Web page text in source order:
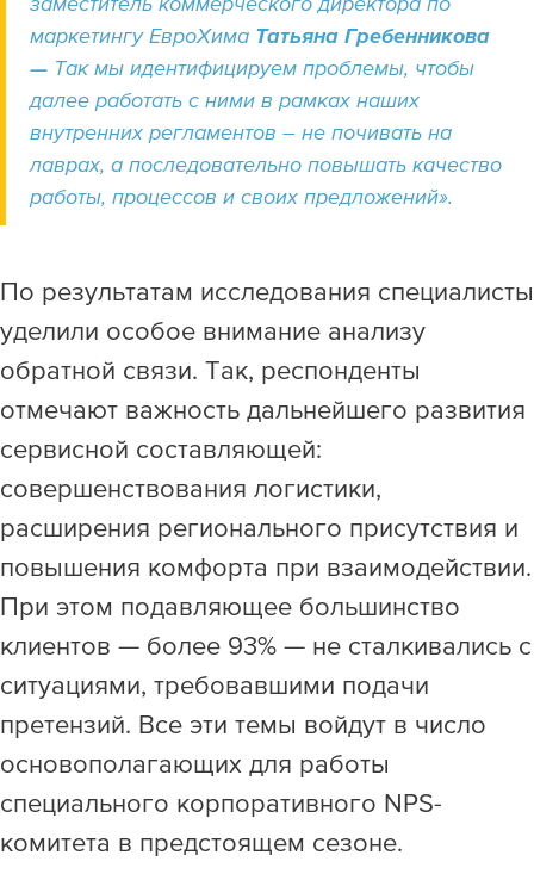
маркетингу ЕвроХима Татьяна Гребенникова
— Так мы идентифицируем проблемы, чтобы
далее работать с ними в рамках наших
внутренних регламентов – не почивать на
лаврах, а последовательно повышать качество
работы, процессов и своих предложений».
По результатам исследования специалисты
уделили особое внимание анализу
обратной связи. Так, респонденты
отмечают важность дальнейшего развития
сервисной составляющей:
совершенствования логистики,
расширения регионального присутствия и
повышения комфорта при взаимодействии.
При этом подавляющее большинство
клиентов — более 93% — не сталкивались с
ситуациями, требовавшими подачи
претензий. Все эти темы войдут в число
основополагающих для работы
специального корпоративного NPS-
комитета в предстоящем сезоне.